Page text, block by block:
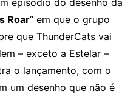
Roar” em que o grupo
que ThunderCats vai
– exceto a Estelar –
o lançamento, com o
um desenho que não é